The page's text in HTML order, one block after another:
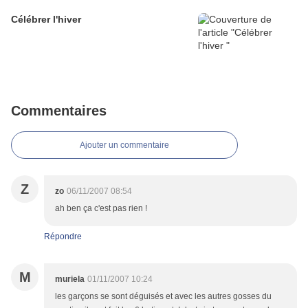
Célébrer l'hiver
Commentaires
Ajouter un commentaire
Z zo 06/11/2007 08:54
ah ben ça c'est pas rien !
Répondre
M muriela 01/11/2007 10:24
les garçons se sont déguisés et avec les autres gosses du